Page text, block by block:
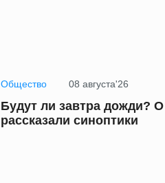
Общество 08 августа'26
Будут ли завтра дожди? О
рассказали синоптики